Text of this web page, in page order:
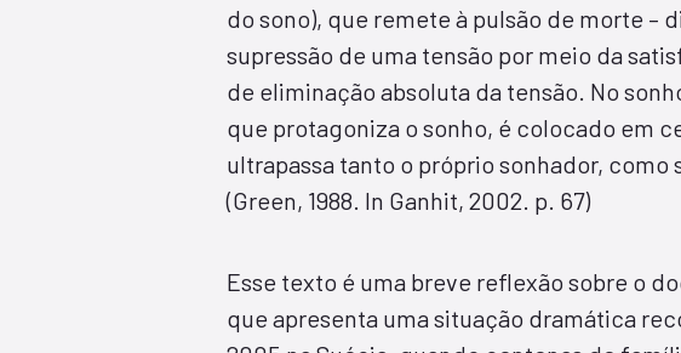
do sono), que remete à pulsão de morte –
supressão de uma tensão por meio da
de eliminação absoluta da tensão. No
que protagoniza o sonho, é colocado em
ultrapassa tanto o próprio sonhador, como
(Green, 1988. In Ganhit, 2002. p. 67)
Esse texto é uma breve reflexão sobre o
que apresenta uma situação dramática